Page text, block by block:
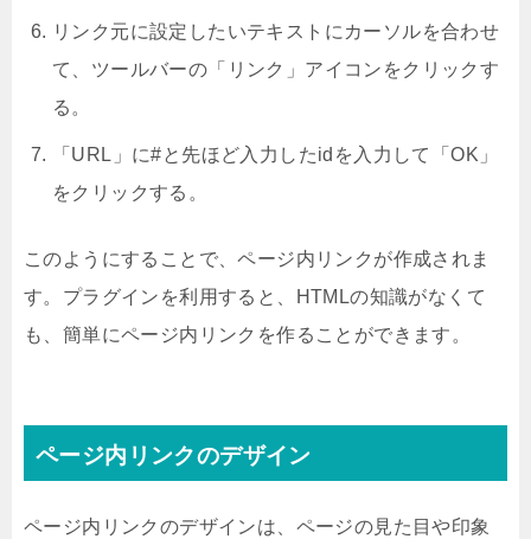
リンク元に設定したいテキストにカーソルを合わせ
て、ツールバーの「リンク」アイコンをクリックす
る。
「URL」に#と先ほど入力したidを入力して「OK」
をクリックする。
このようにすることで、ページ内リンクが作成されま
す。プラグインを利用すると、HTMLの知識がなくて
も、簡単にページ内リンクを作ることができます。
ページ内リンクのデザイン
ページ内リンクのデザインは、ページの見た目や印象